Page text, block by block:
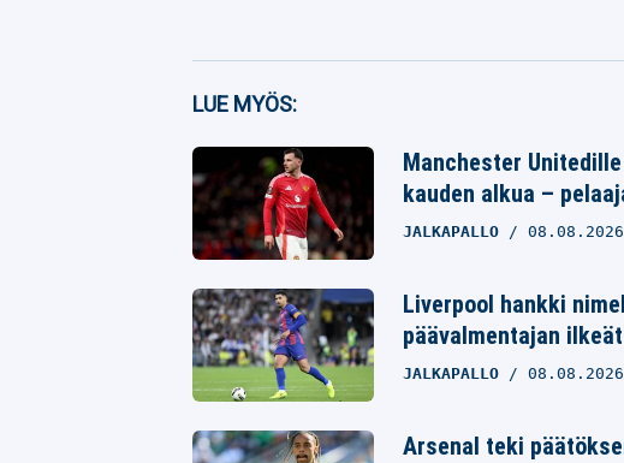
Facebook
Twitter
Whatsapp
LUE MYÖS:
Manchester
kauden alkua –
JALKAPALLO 08.08.2026
Liverpool hankki
päävalmentajan
JALKAPALLO 08.08.2026
Arsenal teki